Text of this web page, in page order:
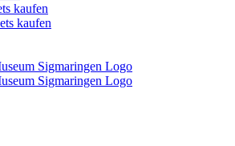
kaufen
kaufen